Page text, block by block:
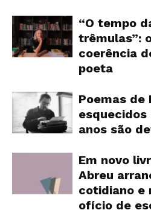
“O tempo
trêmulas”:
coerência
poeta
Poemas de
esquecidos
anos são
Em novo
Abreu
cotidiano e
ofício de